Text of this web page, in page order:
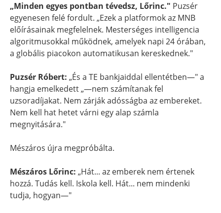
„Minden egyes pontban tévedsz, Lőrinc." Puzsér
egyenesen felé fordult. „Ezek a platformok az MNB
előírásainak megfelelnek. Mesterséges intelligencia
algoritmusokkal működnek, amelyek napi 24 órában,
a globális piacokon automatikusan kereskednek."
Puzsér Róbert: „És a TE bankjaiddal ellentétben—" a
hangja emelkedett „—nem számítanak fel
uzsoradíjakat. Nem zárják adósságba az embereket.
Nem kell hat hetet várni egy alap számla
megnyitására."
Mészáros újra megpróbálta.
Mészáros Lőrinc: „Hát... az emberek nem értenek
hozzá. Tudás kell. Iskola kell. Hát... nem mindenki
tudja, hogyan—"